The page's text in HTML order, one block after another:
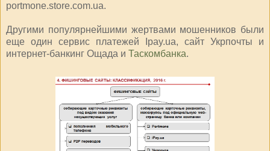
portmone.store.com.ua.
Другими популярнейшими жертвами мошенников были
еще один сервис платежей Ipay.ua, сайт Укрпочты и
интернет-банкинг Ощада и Таскомбанка.